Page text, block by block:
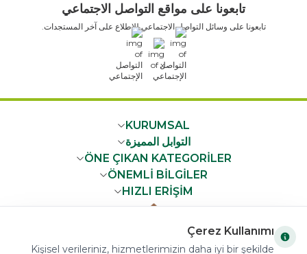
تابعونا على مواقع التواصل الاجتماعي
تابعونا على وسائل التواصل الاجتماعي للاطلاع على آخر المستجدات.
x
KURUMSAL
التوابل المميزة
ÖNE ÇIKAN KATEGORİLER
ÖNEMLİ BİLGİLER
HIZLI ERİŞİM
Çerez Kullanımı
Kişisel verileriniz, hizmetlerimizin daha iyi bir şekilde